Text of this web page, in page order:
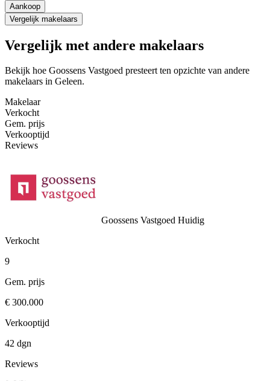
Aankoop
Vergelijk makelaars
Vergelijk met andere makelaars
Bekijk hoe Goossens Vastgoed presteert ten opzichte van andere
makelaars in Geleen.
Makelaar
Verkocht
Gem. prijs
Verkooptijd
Reviews
Goossens Vastgoed Huidig
Verkocht
9
Gem. prijs
€ 300.000
Verkooptijd
42 dgn
Reviews